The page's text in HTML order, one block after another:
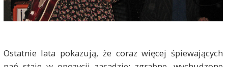
Ostatnie lata pokazują, że coraz więcej śpiewających